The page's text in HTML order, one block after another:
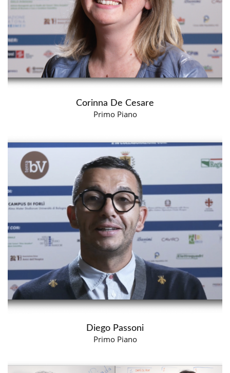
Corinna De Cesare
Primo Piano
Diego Passoni
Primo Piano